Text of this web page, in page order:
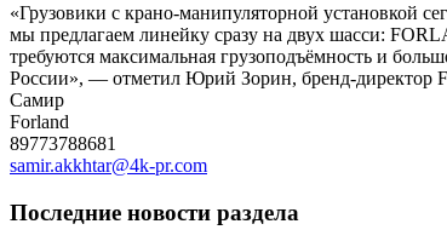
«Грузовики с крано-манипуляторной установкой
мы предлагаем линейку сразу на двух шасси:
требуются максимальная грузоподъёмность и
России», — отметил Юрий Зорин, бренд-
Cамир
Forland
89773788681
samir.akkhtar@4k-pr.com
Последние новости раздела